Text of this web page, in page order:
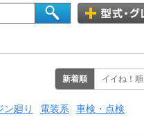
新着順 イイね！順
ン廻り 電装系 車検・点検